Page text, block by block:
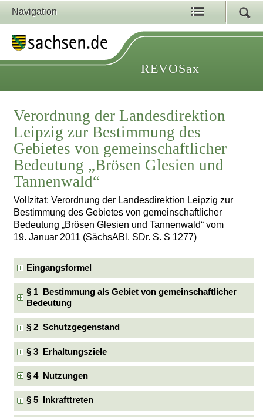
Navigation
REVOSax
Verordnung der Landesdirektion
Leipzig zur Bestimmung des
Gebietes von gemeinschaftlicher
Bedeutung „Brösen Glesien und
Tannenwald“
Vollzitat: Verordnung der Landesdirektion Leipzig zur
Bestimmung des Gebietes von gemeinschaftlicher
Bedeutung „Brösen Glesien und Tannenwald“ vom
19. Januar 2011 (SächsABl. SDr. S. S 1277)
Eingangsformel
§ 1 Bestimmung als Gebiet von gemeinschaftlicher
Bedeutung
§ 2 Schutzgegenstand
§ 3 Erhaltungsziele
§ 4 Nutzungen
§ 5 Inkrafttreten